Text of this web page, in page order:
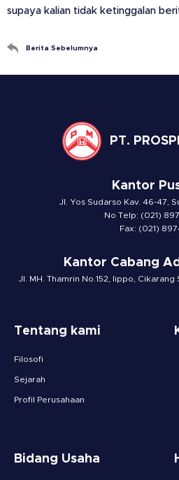
supaya kalian tidak ketinggalan
Berita Sebelumnya
PT.
Kantor
Jl. Yos Sudarso Kav. 46-47,
No Telp: (021)
Fax: (021)
Kantor Cabang
Jl. MH. Thamrin No.152, lippo, Cikarang
Tentang kami
Filosofi
Sejarah
Profil Perusahaan
Bidang Usaha